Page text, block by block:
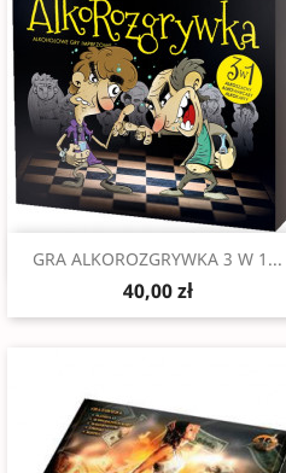
Szybki podgląd
GRA ALKOROZGRYWKA 3 W 1...
40,00 zł